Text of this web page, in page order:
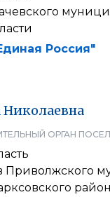
Россия"
Николаевна
ОРГАН
Приволжского